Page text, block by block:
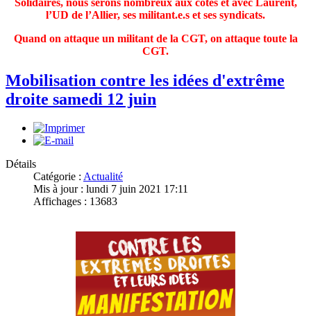
l’UD de l’Allier, ses militant.e.s et ses syndicats.
Quand on attaque un militant de la CGT, on attaque toute la
CGT.
Mobilisation contre les idées d'extrême
droite samedi 12 juin
Détails
Catégorie : Actualité
Mis à jour : lundi 7 juin 2021 17:11
Affichages : 13683